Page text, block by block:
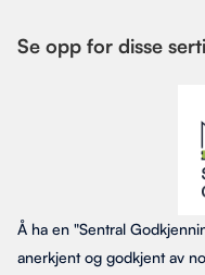
Se opp for disse
Å ha en "Sentral
anerkjent og godkjent av